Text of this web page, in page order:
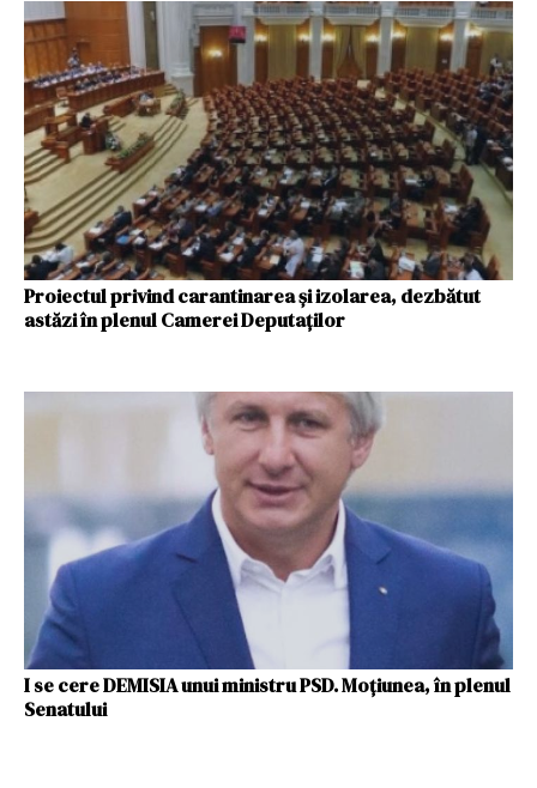
Proiectul privind carantinarea şi izolarea, dezbătut
astăzi în plenul Camerei Deputaţilor
I se cere DEMISIA unui ministru PSD. Moțiunea, în plenul
Senatului